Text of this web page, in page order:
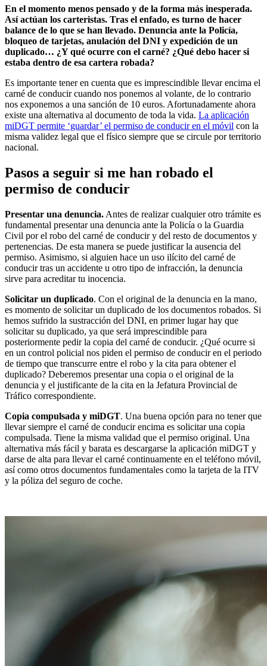
En el momento menos pensado y de la forma más inesperada.
Así actúan los carteristas. Tras el enfado, es turno de hacer
balance de lo que se han llevado. Denuncia ante la Policía,
bloqueo de tarjetas, anulación del DNI y expedición de un
duplicado… ¿Y qué ocurre con el carné? ¿Qué debo hacer si
estaba dentro de esa cartera robada?
Es importante tener en cuenta que es imprescindible llevar encima el
carné de conducir cuando nos ponemos al volante, de lo contrario
nos exponemos a una sanción de 10 euros. Afortunadamente ahora
existe una alternativa al documento de toda la vida. La aplicación
miDGT permite ‘guardar’ el permiso de conducir en el móvil con la
misma validez legal que el físico siempre que se circule por territorio
nacional.
Pasos a seguir si me han robado el
permiso de conducir
Presentar una denuncia. Antes de realizar cualquier otro trámite es
fundamental presentar una denuncia ante la Policía o la Guardia
Civil por el robo del carné de conducir y del resto de documentos y
pertenencias. De esta manera se puede justificar la ausencia del
permiso. Asimismo, si alguien hace un uso ilícito del carné de
conducir tras un accidente u otro tipo de infracción, la denuncia
sirve para acreditar tu inocencia.
Solicitar un duplicado. Con el original de la denuncia en la mano,
es momento de solicitar un duplicado de los documentos robados. Si
hemos sufrido la sustracción del DNI, en primer lugar hay que
solicitar su duplicado, ya que será imprescindible para
posteriormente pedir la copia del carné de conducir. ¿Qué ocurre si
en un control policial nos piden el permiso de conducir en el periodo
de tiempo que transcurre entre el robo y la cita para obtener el
duplicado? Deberemos presentar una copia o el original de la
denuncia y el justificante de la cita en la Jefatura Provincial de
Tráfico correspondiente.
Copia compulsada y miDGT. Una buena opción para no tener que
llevar siempre el carné de conducir encima es solicitar una copia
compulsada. Tiene la misma validad que el permiso original. Una
alternativa más fácil y barata es descargarse la aplicación miDGT y
darse de alta para llevar el carné continuamente en el teléfono móvil,
así como otros documentos fundamentales como la tarjeta de la ITV
y la póliza del seguro de coche.